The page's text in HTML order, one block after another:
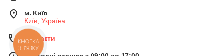
м. Київ
Київ, Україна
Контакти
КНОПКА
ЗВ'ЯЗКУ